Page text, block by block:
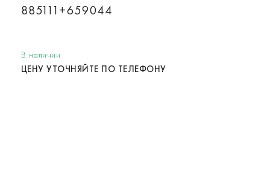
885111+659044
В наличии
ЦЕНУ УТОЧНЯЙТЕ ПО ТЕЛЕФОНУ